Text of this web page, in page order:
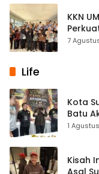
KKN
7
Life
Kota
Batu
1
Kisah
Asal